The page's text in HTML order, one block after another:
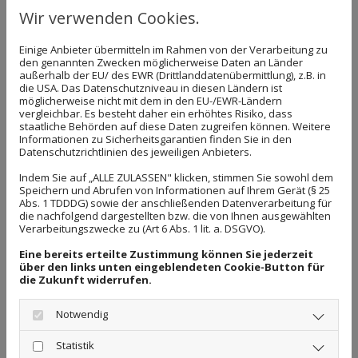
Zu unserem breit gefächerten Kundenstamm
zählen vorwiegend Behörden bzw. Gerichte, jedoch
ebenso Kunden aus der freien Wirtschaft sowie
Privatkunden. Um den vielfältigen und
Wir verwenden Cookies.
Einige Anbieter übermitteln im Rahmen von der Verarbeitung zu
den genannten Zwecken möglicherweise Daten an Länder
außerhalb der EU/ des EWR (Drittlanddatenübermittlung), z.B. in
die USA. Das Datenschutzniveau in diesen Ländern ist
möglicherweise nicht mit dem in den EU-/EWR-Ländern
vergleichbar. Es besteht daher ein erhöhtes Risiko, dass
staatliche Behörden auf diese Daten zugreifen können. Weitere
Informationen zu Sicherheitsgarantien finden Sie in den
Datenschutzrichtlinien des jeweiligen Anbieters.
Indem Sie auf „ALLE ZULASSEN" klicken, stimmen Sie sowohl dem
Speichern und Abrufen von Informationen auf Ihrem Gerät (§ 25
Abs. 1 TDDDG) sowie der anschließenden Datenverarbeitung für
die nachfolgend dargestellten bzw. die von Ihnen ausgewählten
Verarbeitungszwecke zu (Art 6 Abs. 1 lit. a. DSGVO).
Eine bereits erteilte Zustimmung können Sie jederzeit
über den links unten eingeblendeten Cookie-Button für
die Zukunft widerrufen.
Notwendig
Statistik